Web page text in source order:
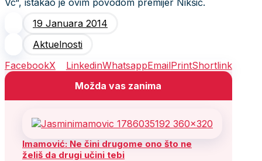
19 Januara 2014
Aktuelnosti
FacebookX LinkedinWhatsappEmailPrintShortlink
Možda vas zanima
Imamović: Ne čini drugome ono što ne
želiš da drugi učini tebi